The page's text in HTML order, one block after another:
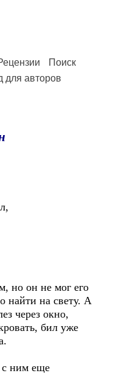
Поиск
для авторов
но он не мог его
найти на свету. А
через окно,
бил уже
ним еще